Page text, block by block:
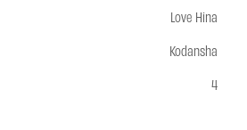
Love Hina
Kodansha
4